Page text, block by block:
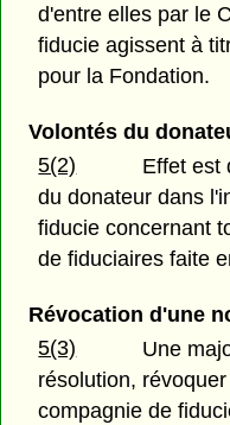
d'entre elles par le
fiducie agissent à
pour la Fondation.
Volontés du
5(2)
Effet est
du donateur dans
fiducie concernant
de fiduciaires faite
Révocation d'une
5(3)
Une
résolution,
compagnie de